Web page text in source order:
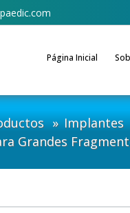
Página Inicial
Implantes
Grandes